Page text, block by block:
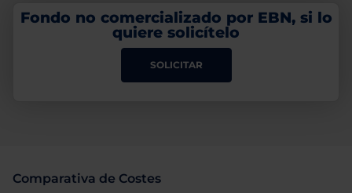
Fondo no comercializado por EBN, si lo
quiere solicítelo
SOLICITAR
Comparativa de Costes